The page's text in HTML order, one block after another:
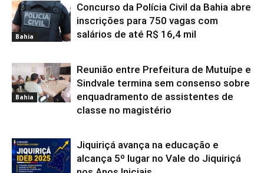
Bahia
Concurso da Polícia Civil da Bahia abre
inscrições para 750 vagas com
salários de até R$ 16,4 mil
Bahia
Reunião entre Prefeitura de Mutuípe e
Sindvale termina sem consenso sobre
enquadramento de assistentes de
classe no magistério
Jiquiriçá avança na educação e
alcança 5º lugar no Vale do Jiquiriçá